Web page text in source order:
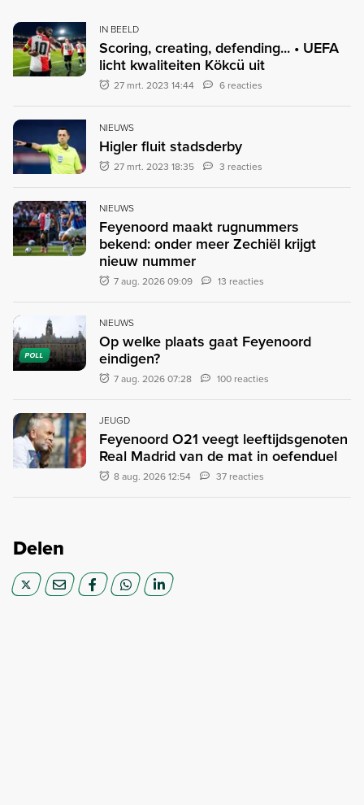
IN BEELD
Scoring, creating, defending... • UEFA
licht kwaliteiten Kökcü uit
27 mrt. 2023 14:44 6 reacties
NIEUWS
Higler fluit stadsderby
27 mrt. 2023 18:35 3 reacties
NIEUWS
Feyenoord maakt rugnummers
bekend: onder meer Zechiël krijgt
nieuw nummer
7 aug. 2026 09:09 13 reacties
POLL
NIEUWS
Op welke plaats gaat Feyenoord
eindigen?
7 aug. 2026 07:28 100 reacties
JEUGD
Feyenoord O21 veegt leeftijdsgenoten
Real Madrid van de mat in oefenduel
8 aug. 2026 12:54 37 reacties
Delen